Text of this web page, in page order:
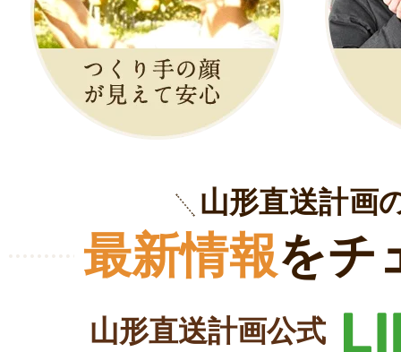
山形直送計画
最新情報をチ
山形直送計画公式